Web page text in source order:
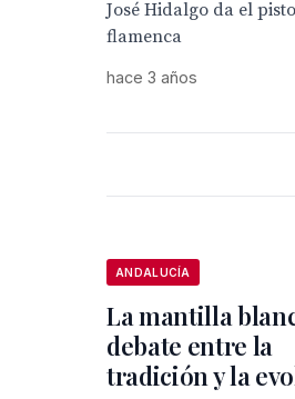
José Hidalgo da el
flamenca
hace 3 años
ANDALUCÍA
La mantilla
debate entre la
tradición y la